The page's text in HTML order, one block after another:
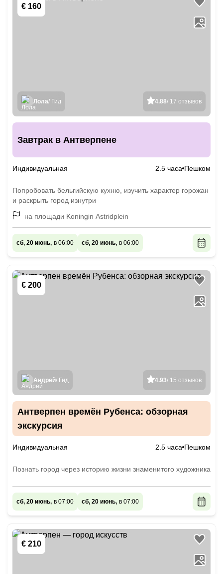
€ 160
4.88/ 17 отзывов
Лола/ Гид
Завтрак в Антверпене
Индивидуальная 2.5 часа Пешком
Попробовать бельгийскую кухню, изучить характер горожан
и раскрыть город изнутри
на площади Koningin Astridplein
сб, 20 июнь, в 06:00 сб, 20 июнь, в 06:00
€ 200
4.93/ 15 отзывов
Андрей/ Гид
Антверпен времён Рубенса: обзорная
экскурсия
Индивидуальная 2.5 часа Пешком
Познать город через историю жизни знаменитого художника
сб, 20 июнь, в 07:00 сб, 20 июнь, в 07:00
€ 210